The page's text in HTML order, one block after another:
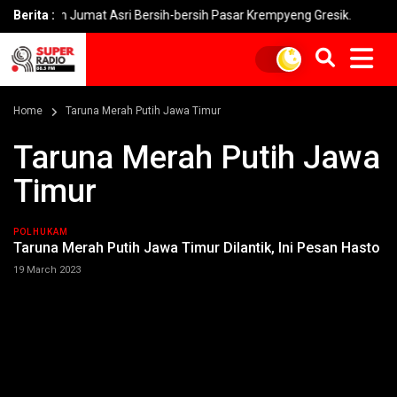
Berita :
Jumat Asri Bersih-bersih Pasar Krempyeng Gresik.
Home Taruna Merah Putih Jawa Timur
Taruna Merah Putih Jawa
Timur
POLHUKAM
Taruna Merah Putih Jawa Timur Dilantik, Ini Pesan Hasto
19 March 2023